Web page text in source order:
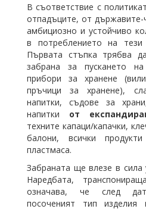
В съответствие с
отпадъците, от държавите-
амбициозно и устойчиво
в потреблението на
Първата стъпка трябва
забрана за пускането
прибори за хранене
пръчици за хранене),
напитки, съдове за
напитки от
техните капаци/капачки,
балони, всички
пластмаса.
Забраната ще влезе в
Наредбата,
означава, че след
посоченият тип